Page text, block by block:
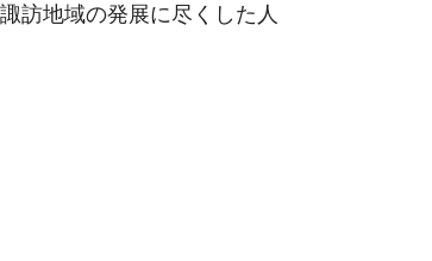
訪地域の発展に尽くした人